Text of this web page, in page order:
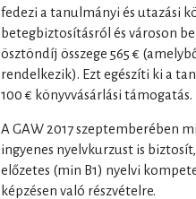
fedezi a tanulmányi és utazási
betegbiztosításról és városon
ösztöndíj összege 565 €
rendelkezik). Ezt egészíti ki a
100 € könyvvásárlási támogatás.
A GAW 2017 szeptemberében
ingyenes nyelvkurzust is
előzetes (min B1) nyelvi
képzésen való részvételre.